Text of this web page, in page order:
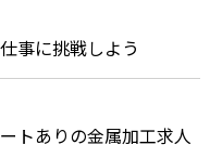
事に挑戦しよう
トありの金属加工求人